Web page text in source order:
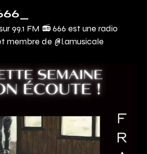
99.1 FM 📻666 est une radio
membre de @l.amusicale